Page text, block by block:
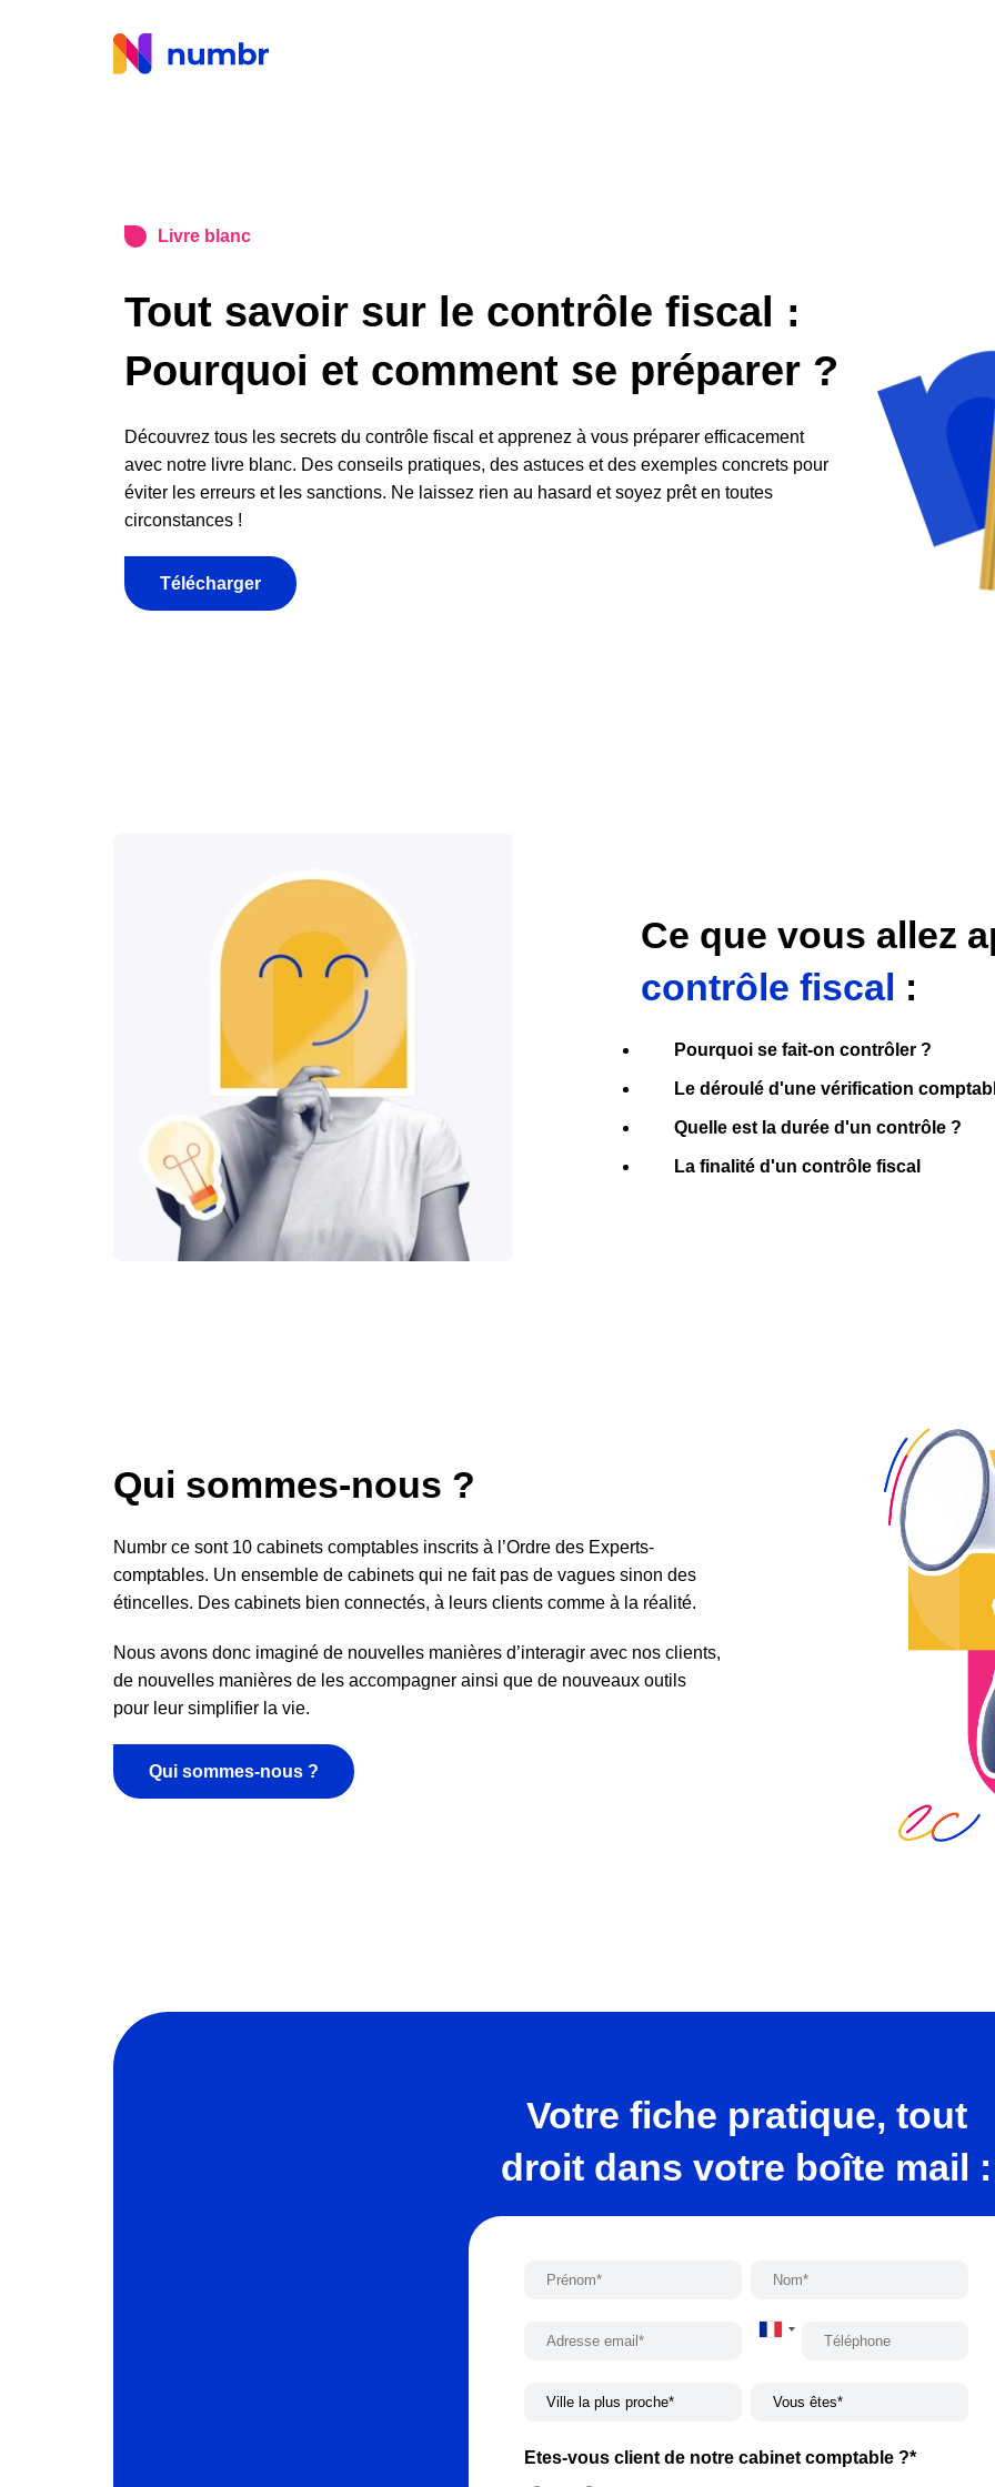
Livre blanc
Tout savoir sur le contrôle fiscal :
Pourquoi et comment se préparer ?
Découvrez tous les secrets du contrôle fiscal et apprenez à vous préparer efficacement
avec notre livre blanc. Des conseils pratiques, des astuces et des exemples concrets pour
éviter les erreurs et les sanctions. Ne laissez rien au hasard et soyez prêt en toutes
circonstances !
Télécharger
Ce que vous allez
contrôle fiscal :
Pourquoi se fait-on contrôler ?
Le déroulé d'une vérification
Quelle est la durée d'un contrôle ?
La finalité d'un contrôle fiscal
Qui sommes-nous ?
Numbr ce sont 10 cabinets comptables inscrits à l’Ordre des Experts-
comptables. Un ensemble de cabinets qui ne fait pas de vagues sinon des
étincelles. Des cabinets bien connectés, à leurs clients comme à la réalité.
Nous avons donc imaginé de nouvelles manières d’interagir avec nos clients,
de nouvelles manières de les accompagner ainsi que de nouveaux outils
pour leur simplifier la vie.
Qui sommes-nous ?
Votre fiche pratique, tout
droit dans votre boîte mail :
France
Etes-vous client de notre cabinet comptable ?*